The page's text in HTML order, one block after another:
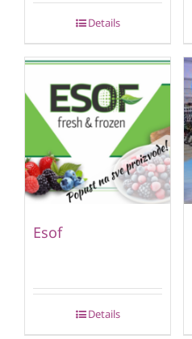
Details
Esof
Details